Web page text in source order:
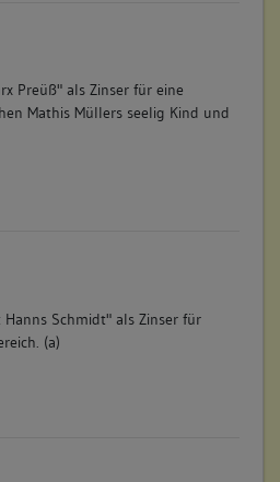
Preüß" als Zinser für eine
Mathis Müllers seelig Kind und
Schmidt" als Zinser für
(a)